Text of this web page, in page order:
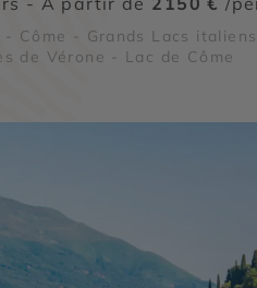
- Côme - Grands Lacs italiens
de Vérone - Lac de Côme